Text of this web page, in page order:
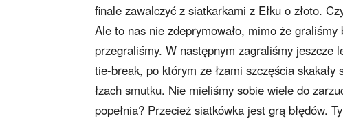
finale zawalczyć z siatkarkami z Ełku o złoto.
Ale to nas nie zdeprymowało, mimo że
przegraliśmy. W następnym zagraliśmy jeszcze
tie-break, po którym ze łzami szczęścia
łzach smutku. Nie mieliśmy sobie wiele do
popełnia? Przecież siatkówka jest grą błędów.